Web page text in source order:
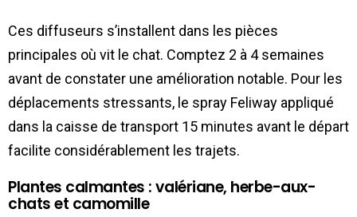
Ces diffuseurs s’installent dans les pièces
principales où vit le chat. Comptez 2 à 4 semaines
avant de constater une amélioration notable. Pour les
déplacements stressants, le spray Feliway appliqué
dans la caisse de transport 15 minutes avant le départ
facilite considérablement les trajets.
Plantes calmantes : valériane, herbe-aux-
chats et camomille